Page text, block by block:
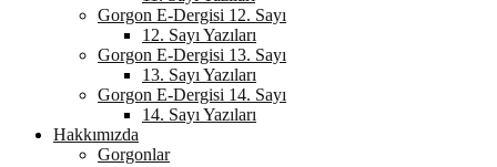
Gorgon E-Dergisi 12. Sayı
12. Sayı Yazıları
Gorgon E-Dergisi 13. Sayı
13. Sayı Yazıları
Gorgon E-Dergisi 14. Sayı
14. Sayı Yazıları
Hakkımızda
Gorgonlar